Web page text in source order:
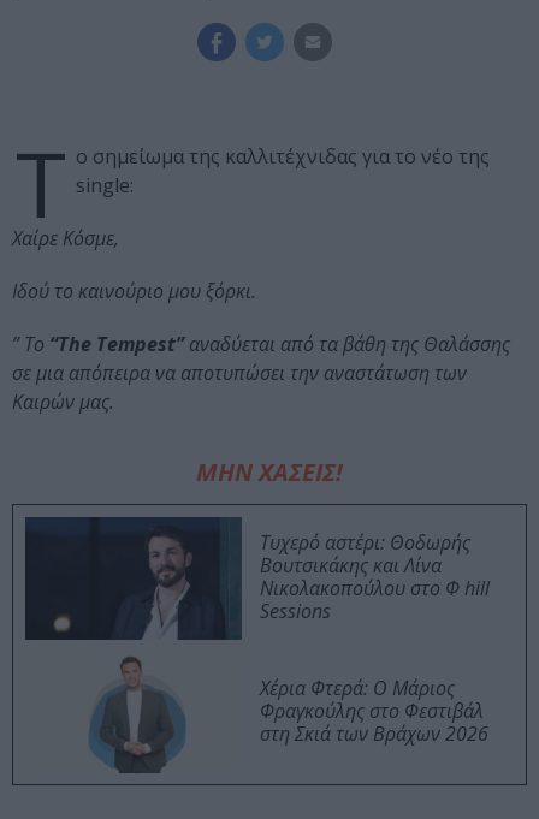
Τ ο σημείωμα της καλλιτέχνιδας για το νέο της
single:
Χαίρε Κόσμε,
Ιδού το καινούριο μου ξόρκι.
” To “The Tempest”αναδύεται από τα βάθη της Θαλάσσης
σε μια απόπειρα να αποτυπώσει την αναστάτωση των
Καιρών μας.
ΜΗΝ ΧΑΣΕΙΣ!
Τυχερό αστέρι: Θοδωρής
Βουτσικάκης και Λίνα
Νικολακοπούλου στο Φ hill
Sessions
Χέρια Φτερά: Ο Μάριος
Φραγκούλης στο Φεστιβάλ
στη Σκιά των Βράχων 2026